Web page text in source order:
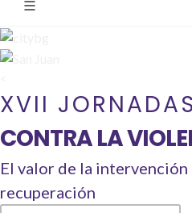
XVII
CONTRA LA
El valor de la
recuperación